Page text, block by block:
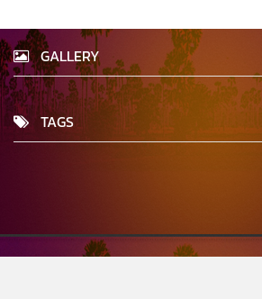
GALLERY
TAGS